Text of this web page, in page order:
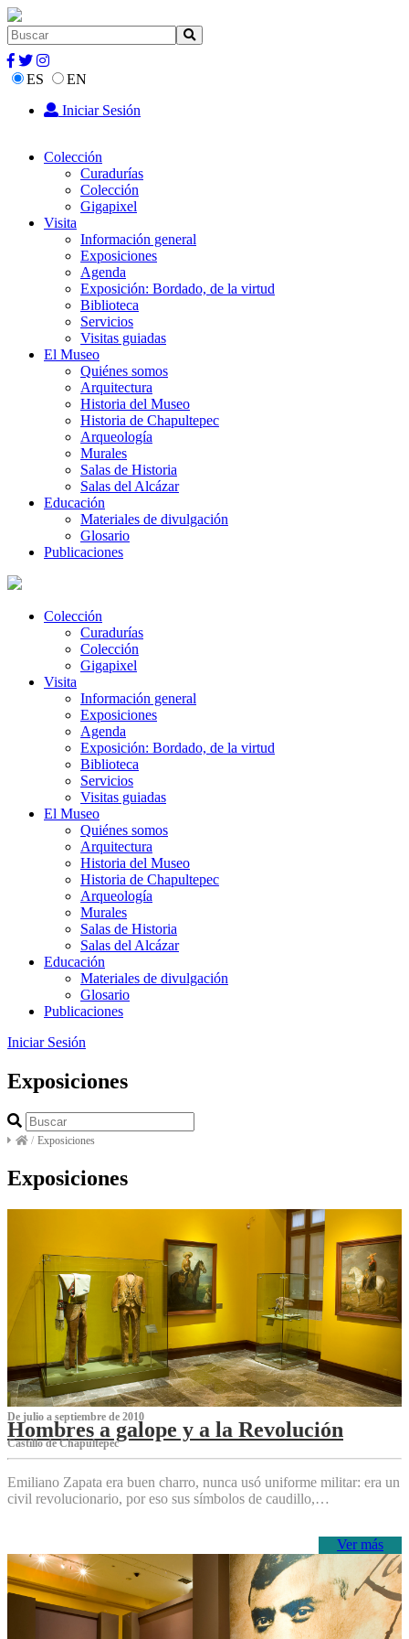
ES
EN
Iniciar Sesión
Colección
Curadurías
Colección
Gigapixel
Visita
Información general
Exposiciones
Agenda
Exposición: Bordado, de la virtud
Biblioteca
Servicios
Visitas guiadas
El Museo
Quiénes somos
Arquitectura
Historia del Museo
Historia de Chapultepec
Arqueología
Murales
Salas de Historia
Salas del Alcázar
Educación
Materiales de divulgación
Glosario
Publicaciones
Colección
Curadurías
Colección
Gigapixel
Visita
Información general
Exposiciones
Agenda
Exposición: Bordado, de la virtud
Biblioteca
Servicios
Visitas guiadas
El Museo
Quiénes somos
Arquitectura
Historia del Museo
Historia de Chapultepec
Arqueología
Murales
Salas de Historia
Salas del Alcázar
Educación
Materiales de divulgación
Glosario
Publicaciones
Iniciar Sesión
Exposiciones
/ Exposiciones
Exposiciones
De julio a septiembre de 2010
Hombres a galope y a la Revolución
Castillo de Chapultepec
Emiliano Zapata era buen charro, nunca usó uniforme militar: era un
civil revolucionario, por eso sus símbolos de caudillo,…
Ver más